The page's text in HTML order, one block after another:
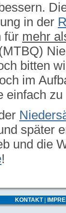
in der
für mehr
bitten
im
einfach
später
und die
!
KONTAKT|